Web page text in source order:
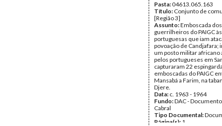
Pasta:04613.065.163
Título: Conjunto de
[Região 3]
Assunto:Emboscada dos
guerrilheiros do PAIGC
portuguesas que iam
povoação de Candjafara;
um posto militar africano
pelos portugueses em
capturaram 22
emboscadas do PAIGC
Mansabá a Farim, na
Djere.
Data: c. 1963 - 1964
Fundo:DAC -
Cabral
Tipo Documental:
Página(s): 1